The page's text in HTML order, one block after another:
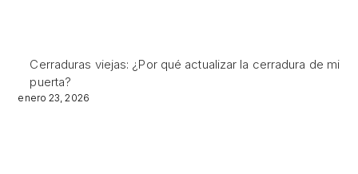
Cerraduras viejas: ¿Por qué actualizar la cerradura de mi
puerta?
enero 23, 2026